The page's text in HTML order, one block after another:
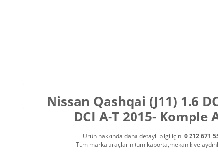
Nissan Qashqai (J11) 1.6
DCI A-T 2015-
Ürün hakkında daha detaylı bilgi için 0 212 671
Tüm marka araçların tüm kaporta,mekanik ve